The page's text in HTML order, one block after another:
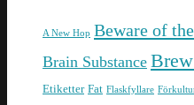
A New Hop Beware of
Brain Substance
Etiketter Fat Flaskfyllare